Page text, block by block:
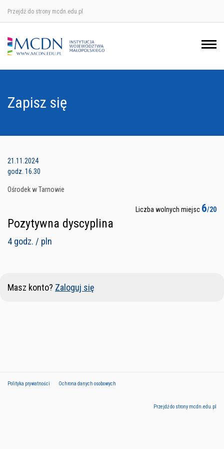
Przejdź do strony mcdn.edu.pl
Zapisz się
21.11.2024
godz. 16.30
Ośrodek w Tarnowie
Liczba wolnych miejsc 6/20
Pozytywna dyscyplina
4 godz. / pln
Masz konto? Zaloguj się
Polityka prywatności Ochrona danych osobowych
Przejdź do strony mcdn.edu.pl
Ośrodek w Krakowie
Ośrodek w Nowym Sączu
Ośrodek w Tarnowie